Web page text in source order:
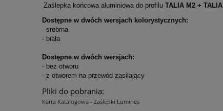
Zaślepka końcowa aluminiowa do profilu TALIA M2 + TALIA
Dostępne w dwóch wersjach kolorystycznych:
- srebrna
- biała
Dostępne w dwóch wersjach:
- bez otworu
- z otworem na przewód zasilający
Pliki do pobrania:
Karta Katalogowa - Zaślepki Lumines